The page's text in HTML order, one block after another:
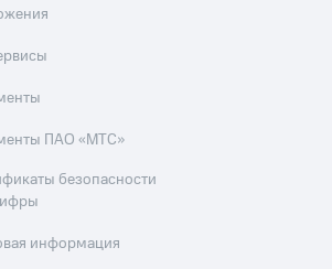
ПАО «МТС»
безопасности
информация